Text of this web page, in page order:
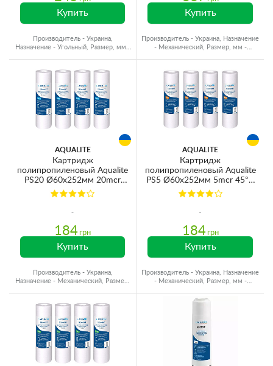
Купить
Производитель - Украина,
Назначение - Угольный, Размер, мм -
Купить
Производитель - Украина, Назначение
- Механический, Размер, мм -
AQUALITE
Картридж
полипропиленовый Aqualite
PS20 Ø60x252мм 20mcr
45°C (очистка от
механических примесей)
184 грн
Купить
Производитель - Украина,
Назначение - Механический, Размер,
AQUALITE
Картридж
полипропиленовый Aqualite
PS5 Ø60x252мм 5mcr 45°C
(очистка от механических
примесей) (упаковка 4шт)
184 грн
Купить
Производитель - Украина, Назначение
- Механический, Размер, мм -